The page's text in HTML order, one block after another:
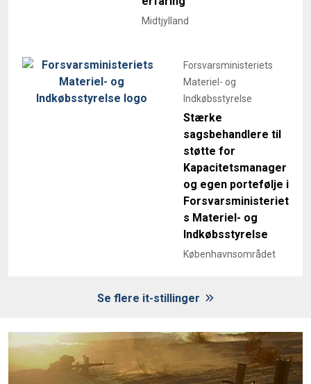
Midtjylland
Forsvarsministeriets
Materiel- og
Indkøbsstyrelse
Stærke
sagsbehandlere til
støtte for
Kapacitetsmanager
og egen portefølje i
Forsvarsministeriet
s Materiel- og
Indkøbsstyrelse
Københavnsområdet
Se flere it-stillinger